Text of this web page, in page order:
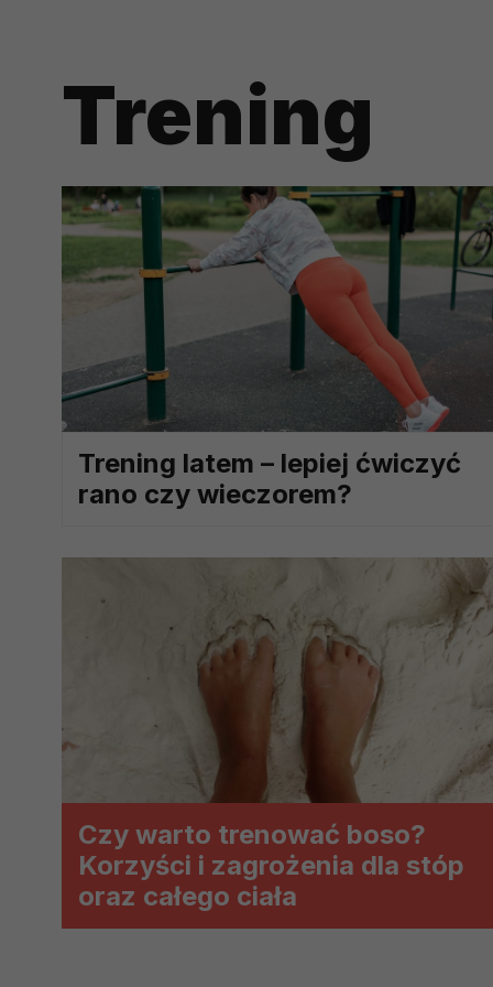
Trening
Trening latem – lepiej ćwiczyć
rano czy wieczorem?
Czy warto trenować boso?
Korzyści i zagrożenia dla stóp
oraz całego ciała
Zgodnie z obowiązującym
np. agencjom marketingowym,
obowiązującego prawa np. sądy
Zaufanych parterów.
Jakie masz prawa w stosunku
Masz między innymi prawo do
także wycofać zgodę na
szczegółowo tutaj.
Jakie są podstawy prawne
Każde przetwarzanie Twoich
Podstawą prawną przetwarzania
analizowania ich i
(tymi umowami są zazwyczaj
prawną dla pomiarów